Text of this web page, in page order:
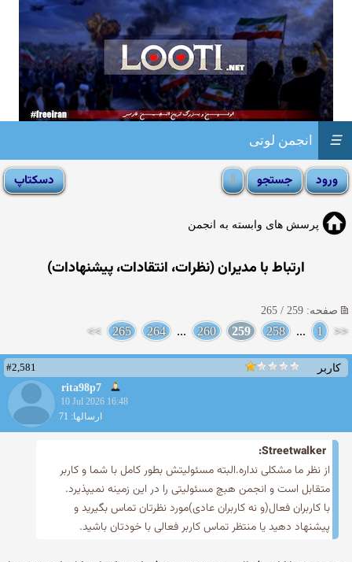
انجمن لوتی ☰
پرسش های وابسته به انجمن
ارتباط با مدیران (نظرات، انتقادات، پیشنهادات)
صفحه: 259 / 265
<<
1
...
258
259
260
...
264
265
>>
کاربر
#2,581
rita98p7
10 Jul 2026 16:48
ارسالها: 71
Streetwalker:
از نظر ما مشکلی نداره.البته مسئولیتش بطور کامل با شما و کاربر
متقابل است و انجمن هبچ مسئولیتی را در این زمینه نمیپذیرد.
با کاربران فعال(و نه کاربران عادی)مورد نظرتان تماس بگیرید و‌
پیشنهاد دهید یا منتظر تماس کاربر فعالی با خودتان باشید.